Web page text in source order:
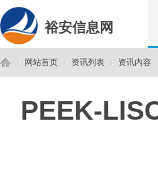
裕安信息网
网站首页
›
资讯列表
›
资讯内容
PEEK-